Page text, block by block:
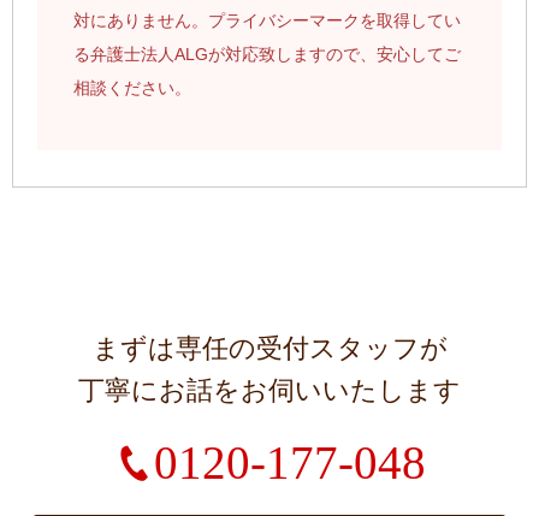
対にありません。プライバシーマークを取得してい
る弁護士法人ALGが対応致しますので、安心してご
相談ください。
まずは専任の受付スタッフが
丁寧にお話をお伺いいたします
0120-177-048